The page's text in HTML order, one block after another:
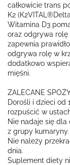
całkowicie trans
K2
Witamina D3
oraz odgrywa rolę
zapewnia
odgrywa rolę w
dodatkowo
mięśni.
ZALECANE
Dorośli i dzieci od
rozpuścić w
Nie nadaje się
z grupy kumaryny.
Nie należy
dnia.
Suplement diety